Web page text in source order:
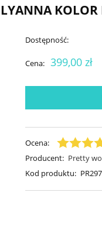
KOLOR
Dostępność:
Cena: 399,00 zł
Ocena:
Producent: Pretty
Kod produktu: PR297